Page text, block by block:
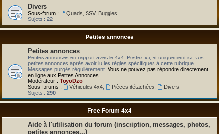
Divers
Sous-forum :
Quads, SSV, Buggies...
Sujets : 22
Petites annonces
Petites annonces
Petites annonces en rapport avec le 4x4. Postez ici, et uniquement ici, vos
petites annonces après avoir lu les règles spécifiques à cette rubrique.
Messages purgés régulièrement. Vous ne pouvez pas répondre directement
en ligne aux Petites Annonces
Modérateur : ToyoDzo
Sous-forums :
Véhicules 4x4, Pièces détachées
Divers
Sujets : 290
Free Forum 4x4
Aide à l'utilisation du forum (inscription, messages, photos,
petites annonces...)